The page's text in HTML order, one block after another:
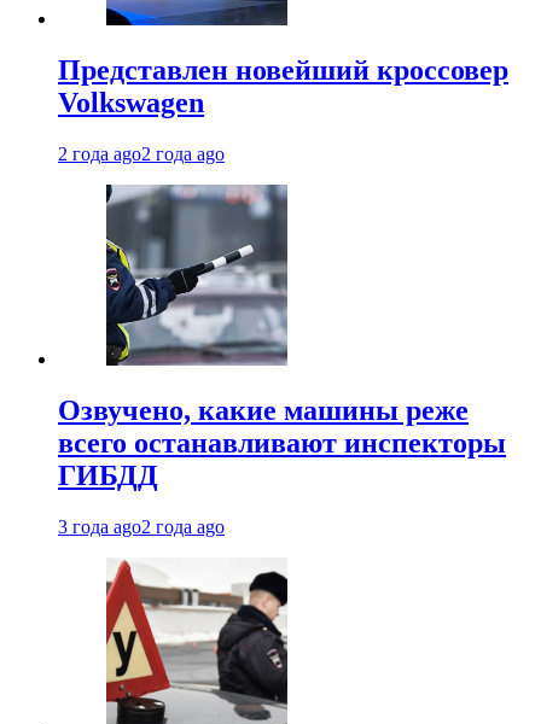
Представлен новейший кроссовер
Volkswagen
2 года ago2 года ago
Озвучено, какие машины реже
всего останавливают инспекторы
ГИБДД
3 года ago2 года ago